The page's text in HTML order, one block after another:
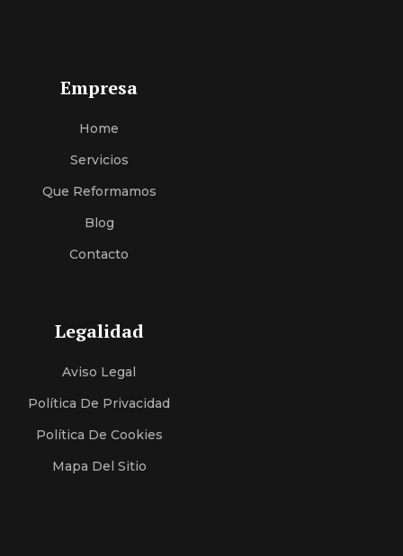
Empresa
Home
ServiciOS
Que Reformamos
Blog
Contacto
Legalidad
Aviso Legal
Política De Privacidad
Política De Cookies
Mapa Del Sitio